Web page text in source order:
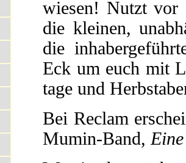
wiesen! Nutzt vor
die kleinen,
die
Eck um euch mit
tage und
Bei Reclam
Mumin-Band,